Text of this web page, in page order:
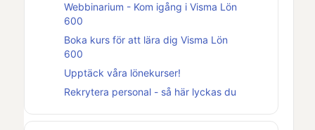
Webbinarium - Kom igång i Visma Lön
600
Boka kurs för att lära dig Visma Lön
600
Upptäck våra lönekurser!
Rekrytera personal - så här lyckas du